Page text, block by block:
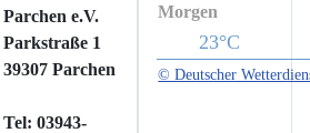
Parchen e.V.
Parkstraße 1
39307 Parchen
Tel: 03943-
Morgen
23°C
© Deutscher